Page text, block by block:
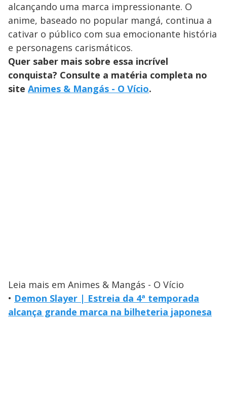
alcançando uma marca impressionante. O
anime, baseado no popular mangá, continua a
cativar o público com sua emocionante história
e personagens carismáticos.
Quer saber mais sobre essa incrível
conquista? Consulte a matéria completa no
site Animes & Mangás - O Vício.
Leia mais em Animes & Mangás - O Vício
• Demon Slayer | Estreia da 4ª temporada
alcança grande marca na bilheteria japonesa